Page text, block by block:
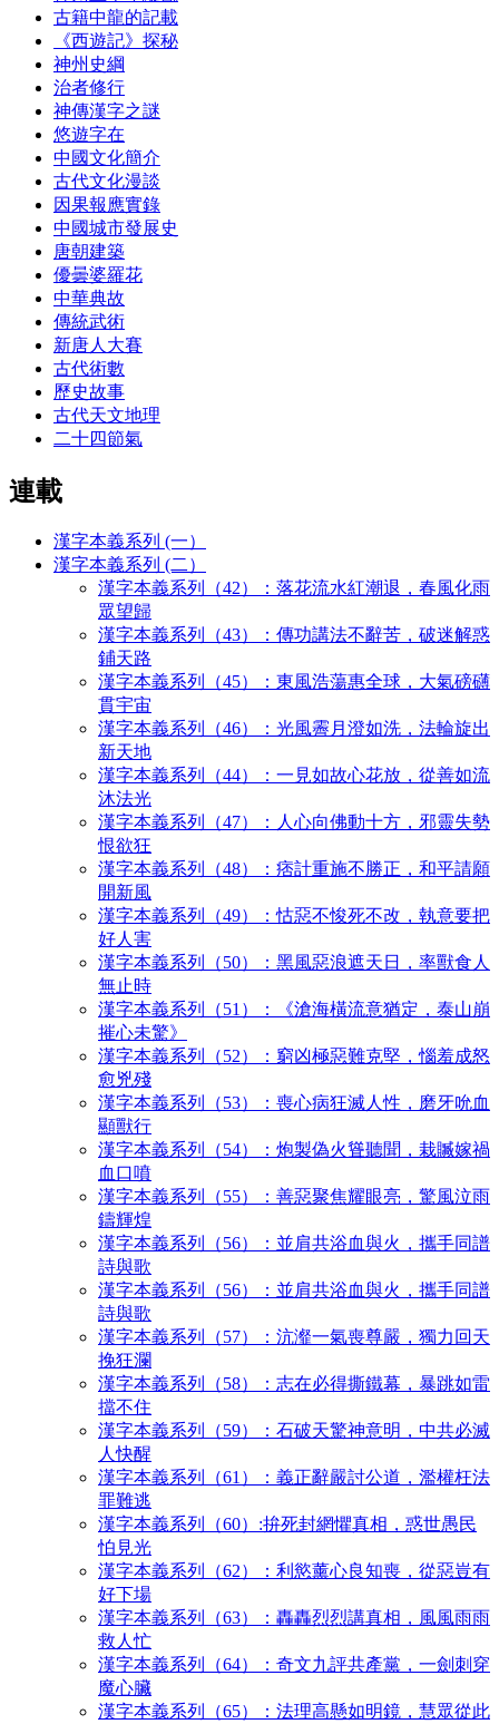
古籍中龍的記載
《西遊記》探秘
神州史綱
治者修行
神傳漢字之謎
悠遊字在
中國文化簡介
古代文化漫談
因果報應實錄
中國城市發展史
唐朝建築
優曇婆羅花
中華典故
傳統武術
新唐人大賽
古代術數
歷史故事
古代天文地理
二十四節氣
連載
漢字本義系列 (一）
漢字本義系列 (二）
漢字本義系列（42）：落花流水紅潮退，春風化雨
眾望歸
漢字本義系列（43）：傳功講法不辭苦，破迷解惑
鋪天路
漢字本義系列（45）：東風浩蕩惠全球，大氣磅礴
貫宇宙
漢字本義系列（46）：光風霽月澄如洗，法輪旋出
新天地
漢字本義系列（44）：一見如故心花放，從善如流
沐法光
漢字本義系列（47）：人心向佛動十方，邪靈失勢
恨欲狂
漢字本義系列（48）：痞計重施不勝正，和平請願
開新風
漢字本義系列（49）：怙惡不悛死不改，執意要把
好人害
漢字本義系列（50）：黑風惡浪遮天日，率獸食人
無止時
漢字本義系列（51）：《滄海橫流意猶定，泰山崩
摧心未驚》
漢字本義系列（52）：窮凶極惡難克堅，惱羞成怒
愈兇殘
漢字本義系列（53）：喪心病狂滅人性，磨牙吮血
顯獸行
漢字本義系列（54）：炮製偽火聳聽聞，栽贓嫁禍
血口噴
漢字本義系列（55）：善惡聚焦耀眼亮，驚風泣雨
鑄輝煌
漢字本義系列（56）：並肩共浴血與火，攜手同譜
詩與歌
漢字本義系列（56）：並肩共浴血與火，攜手同譜
詩與歌
漢字本義系列（57）：沆瀣一氣喪尊嚴，獨力回天
挽狂瀾
漢字本義系列（58）：志在必得撕鐵幕，暴跳如雷
擋不住
漢字本義系列（59）：石破天驚神意明，中共必滅
人快醒
漢字本義系列（61）：義正辭嚴討公道，濫權枉法
罪難逃
漢字本義系列（60）:拚死封網懼真相，惑世愚民
怕見光
漢字本義系列（62）：利慾薰心良知喪，從惡豈有
好下場
漢字本義系列（63）：轟轟烈烈講真相，風風雨雨
救人忙
漢字本義系列（64）：奇文九評共產黨，一劍刺穿
魔心臟
漢字本義系列（65）：法理高懸如明鏡，慧眾從此